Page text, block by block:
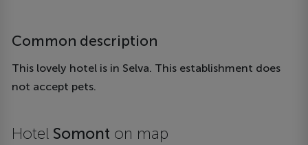
Common description
This lovely hotel is in Selva. This establishment does
not accept pets.
Hotel Somont on map